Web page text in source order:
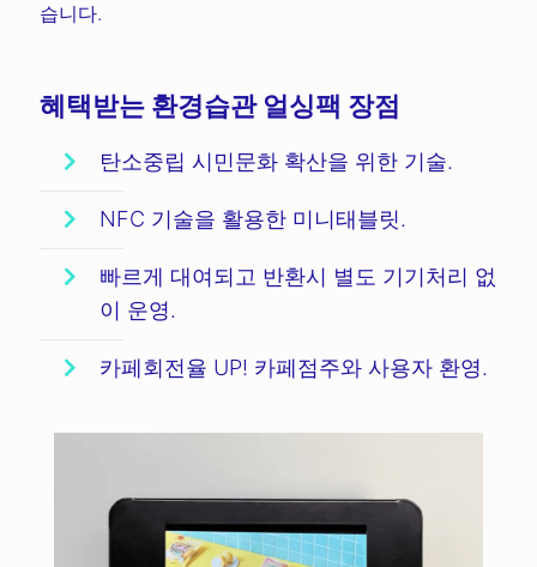
습니다.
혜택받는 환경습관 얼싱팩 장점
탄소중립 시민문화 확산을 위한 기술.
NFC 기술을 활용한 미니태블릿.
빠르게 대여되고 반환시 별도 기기처리 없
이 운영.
카페회전율 UP! 카페점주와 사용자 환영.